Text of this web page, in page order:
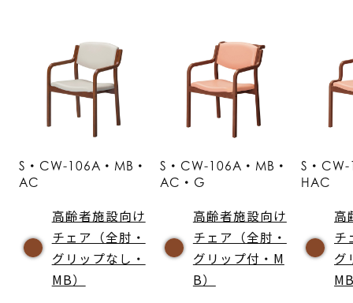
S・CW-106A・MB・
AC
高齢者施設向け
チェア（全肘・
グリップなし・
MB）
S・CW-106A・MB・
AC・G
高齢者施設向け
チェア（全肘・
グリップ付・M
B）
S・
HAC
高
チ
グ